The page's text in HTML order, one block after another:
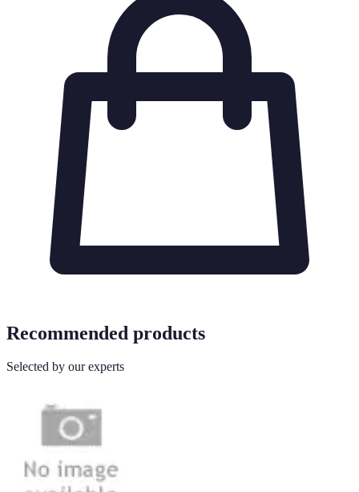
Recommended products
Selected by our experts